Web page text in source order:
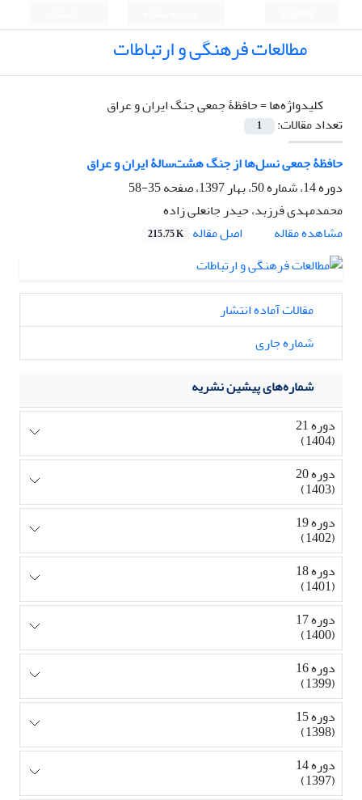
مطالعات فرهنگی و ارتباطات
کلیدواژه‌ها =حافظۀ جمعی جنگ ایران و عراق
تعداد مقالات:
1
حافظۀ جمعی نسل‌ها از جنگ هشت‌سالۀ ایران و عراق
دوره 14، شماره 50، بهار 1397، صفحه
35-58
محمدمهدی فرزبد، حیدر جانعلی زاده
مشاهده مقاله
اصل مقاله 215.75 K
مقالات آماده انتشار
شماره جاری
شماره‌های پیشین نشریه
دوره 21
(1404)
دوره 20
(1403)
دوره 19
(1402)
دوره 18
(1401)
دوره 17
(1400)
دوره 16
(1399)
دوره 15
(1398)
دوره 14
(1397)